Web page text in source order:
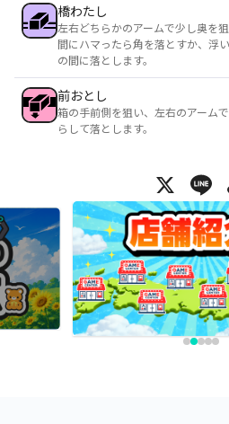
橋わたし
左右どちらかのアームで少し奥を
間にハマったら角を落とすか、浮
の間に落とします。
前おとし
箱の手前側を狙い、左右のアーム
らして落とします。
X